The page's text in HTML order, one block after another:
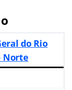
do Rio
Norte